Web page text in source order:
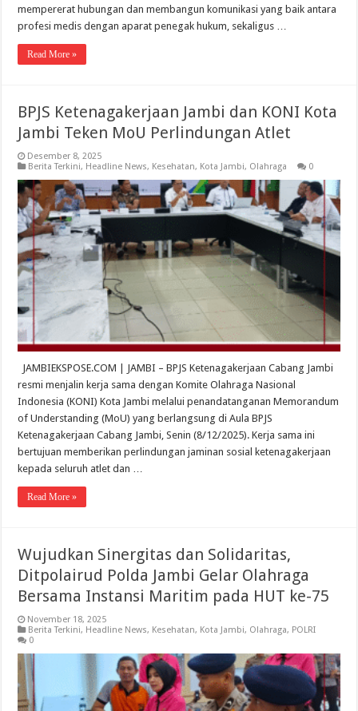
mempererat hubungan dan membangun komunikasi yang baik antara
profesi medis dengan aparat penegak hukum, sekaligus …
Read More »
BPJS Ketenagakerjaan Jambi dan KONI Kota
Jambi Teken MoU Perlindungan Atlet
Desember 8, 2025
Berita Terkini, Headline News, Kesehatan, Kota Jambi, Olahraga 0
JAMBIEKSPOSE.COM | JAMBI – BPJS Ketenagakerjaan Cabang Jambi
resmi menjalin kerja sama dengan Komite Olahraga Nasional
Indonesia (KONI) Kota Jambi melalui penandatanganan Memorandum
of Understanding (MoU) yang berlangsung di Aula BPJS
Ketenagakerjaan Cabang Jambi, Senin (8/12/2025). Kerja sama ini
bertujuan memberikan perlindungan jaminan sosial ketenagakerjaan
kepada seluruh atlet dan …
Read More »
Wujudkan Sinergitas dan Solidaritas,
Ditpolairud Polda Jambi Gelar Olahraga
Bersama Instansi Maritim pada HUT ke-75
November 18, 2025
Berita Terkini, Headline News, Kesehatan, Kota Jambi, Olahraga, POLRI
0